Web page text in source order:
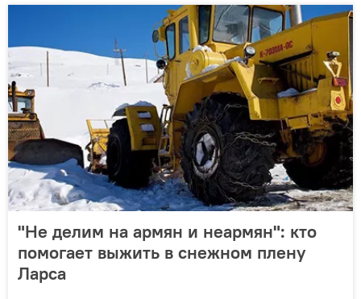
"Не делим на армян и неармян": кто
помогает выжить в снежном плену
Ларса